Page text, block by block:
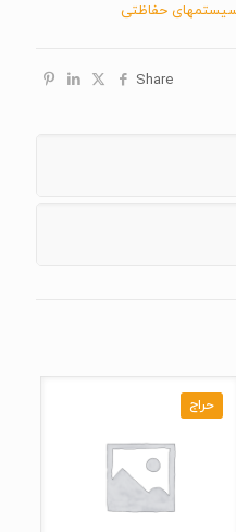
حفاظتی
Share
حراج